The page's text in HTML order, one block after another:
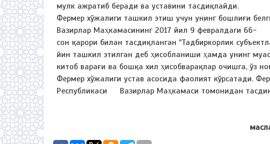
мулк ажратиб беради ва уставини тасдиқлайди.
Фермер хўжалиги ташкил этиш учун унинг бошлиғи
Вазирлар Маҳкамасининг 2017 йил 9 февралдаги 66-
сон қарори билан тасдиқланган "Тадбиркорлик
йин ташкил этилган деб ҳисобланиши ҳамда унинг
китоб варағи ва бошқа хил ҳисобварақлар очишга, ўз
Фермер хўжалиги устав асосида фаолият кўрсатади.
Республикаси Вазирлар Маҳкамаси томонидан